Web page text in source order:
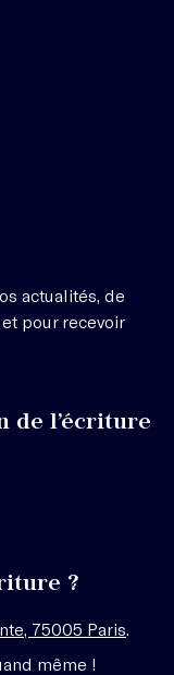
actualités, de
pour recevoir
de l’écriture
?
75005 Paris
même !